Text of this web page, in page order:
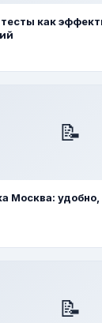
как
📝
Москва:
📝